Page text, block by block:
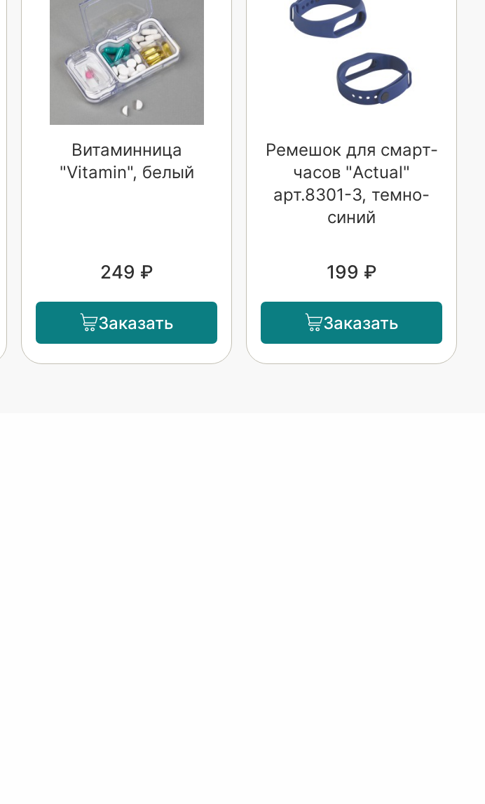
Витаминница
"Vitamin", белый
249 ₽
Заказать
Ремешок для смарт-
часов "Actual"
арт.8301-3, темно-
синий
199 ₽
Заказать